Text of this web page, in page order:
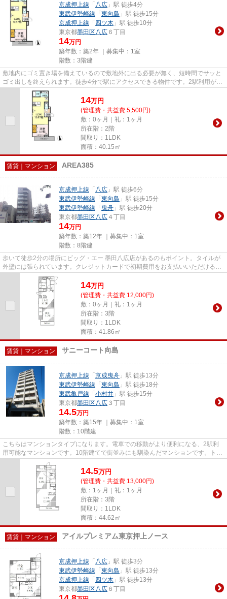
京成押上線 「 八広 」駅 徒歩4分
東武伊勢崎線 「 東向島 」駅 徒歩15分
京成押上線 「 四ツ木 」駅 徒歩10分
東京都墨田区八広 ６丁目
14万円
築年数：築2年 ｜募集中： 1室
階数：3階建
敷地内にゴミ置き場を備えているので敷地外に出る必要が無く、短時間でサッと
ゴミ出しを終えられます。徒歩4分で駅にアクセスできる物件です。2駅利用がで
きるので電車の利用に役立つ...
14万円
(管理費・共益費 5,500円)
敷：0ヶ月｜礼：1ヶ月
所在階：2階
間取り：1LDK
面積：40.15㎡
賃貸｜マンション AREA385
京成押上線 「 八広 」駅 徒歩6分
東武伊勢崎線 「 東向島 」駅 徒歩15分
東武伊勢崎線 「 曳舟 」駅 徒歩20分
東京都墨田区八広 ４丁目
14万円
築年数：築12年 ｜募集中： 1室
階数：8階建
歩いて徒歩2分の場所にビッグ・エー 墨田八広店があるのもポイント。タイルが
外壁には張られています。クレジットカードで初期費用をお支払いいただける物
件です。駅から徒歩6分にある...
14万円
(管理費・共益費 12,000円)
敷：0ヶ月｜礼：1ヶ月
所在階：3階
間取り：1LDK
面積：41.86㎡
賃貸｜マンション サニーコート向島
京成押上線 「 京成曳舟 」駅 徒歩13分
東武伊勢崎線 「 東向島 」駅 徒歩18分
東武亀戸線 「 小村井 」駅 徒歩15分
東京都墨田区八広 ３丁目
14.5万円
築年数：築15年 ｜募集中： 1室
階数：10階建
こちらはマンションタイプになります。電車での移動がより便利になる、2駅利
用可能なマンションです。10階建てで街並みにも馴染んだマンションです。トラ
スト・レジデンス 瑞鳳 森下...
14.5万円
(管理費・共益費 13,000円)
敷：1ヶ月｜礼：1ヶ月
所在階：3階
間取り：1LDK
面積：44.62㎡
賃貸｜マンション アイルプレミアム東京押上ノース
京成押上線 「 八広 」駅 徒歩3分
東武伊勢崎線 「 東向島 」駅 徒歩13分
京成押上線 「 四ツ木 」駅 徒歩13分
東京都墨田区八広 ６丁目